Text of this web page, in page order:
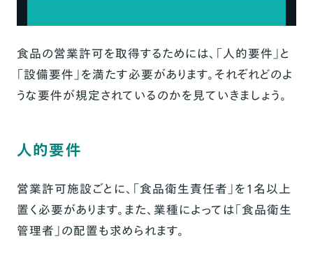
食品の営業許可を取得するためには、「人的要件」と
「設備要件」を満たす必要があります。それぞれどのよ
うな要件が規定されているのかを見ていきましょう。
人的要件
営業許可施設ごとに、「食品衛生責任者」を1名以上
置く必要があります。また、業種によっては「食品衛生
管理者」の配置も求められます。